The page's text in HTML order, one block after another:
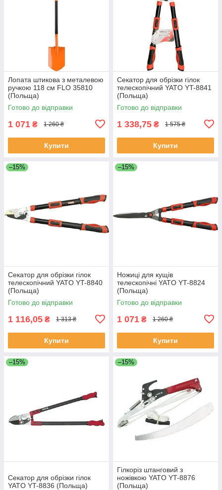
Лопата штикова з металевою
ручкою 118 см FLO 35810
(Польща)
Готово до відправки
1 071 ₴ 1 260 ₴
Купити
Секатор для обрізки гілок
телескопічний YATO YT-8841
(Польща)
Готово до відправки
1 338,75 ₴ 1 575 ₴
Купити
–15%
Секатор для обрізки гілок
телескопічний YATO YT-8840
(Польща)
Готово до відправки
1 116,05 ₴ 1 313 ₴
Купити
–15%
Ножиці для кущів
телескопічні YATO YT-8824
(Польща)
Готово до відправки
1 071 ₴ 1 260 ₴
Купити
–15%
Секатор для обрізки гілок
YATO YT-8836 (Польща)
–15%
Гілкоріз штанговий з
ножівкою YATO YT-8876
(Польща)